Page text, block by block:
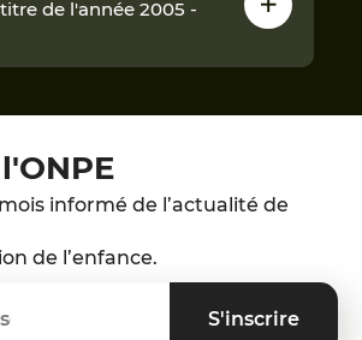
titre de l'année 2005 -
informé de l’actualité de
de l’enfance.